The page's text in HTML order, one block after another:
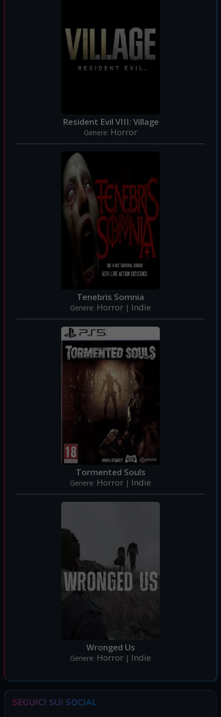
Resident Evil VIII: Village
Genere: Horror
Tenebris Somnia
Genere: Horror | Indie
Tormented Souls
Genere: Horror | Indie
Wronged Us
Genere: Horror | Indie
SEGUICI SUI SOCIAL